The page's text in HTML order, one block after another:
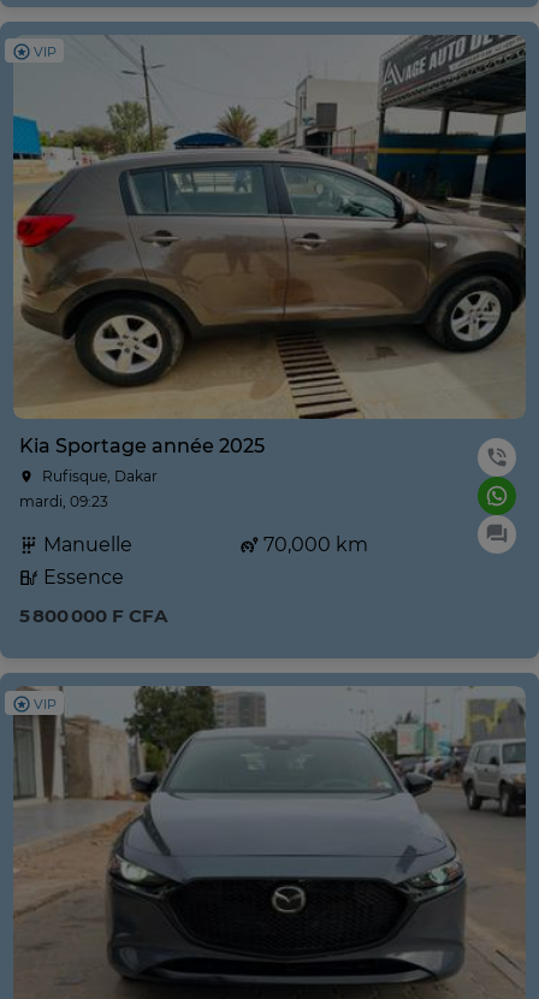
VIP
Kia Sportage année 2025
Rufisque, Dakar
mardi, 09:23
Manuelle
70,000 km
Essence
5 800 000 F CFA
VIP